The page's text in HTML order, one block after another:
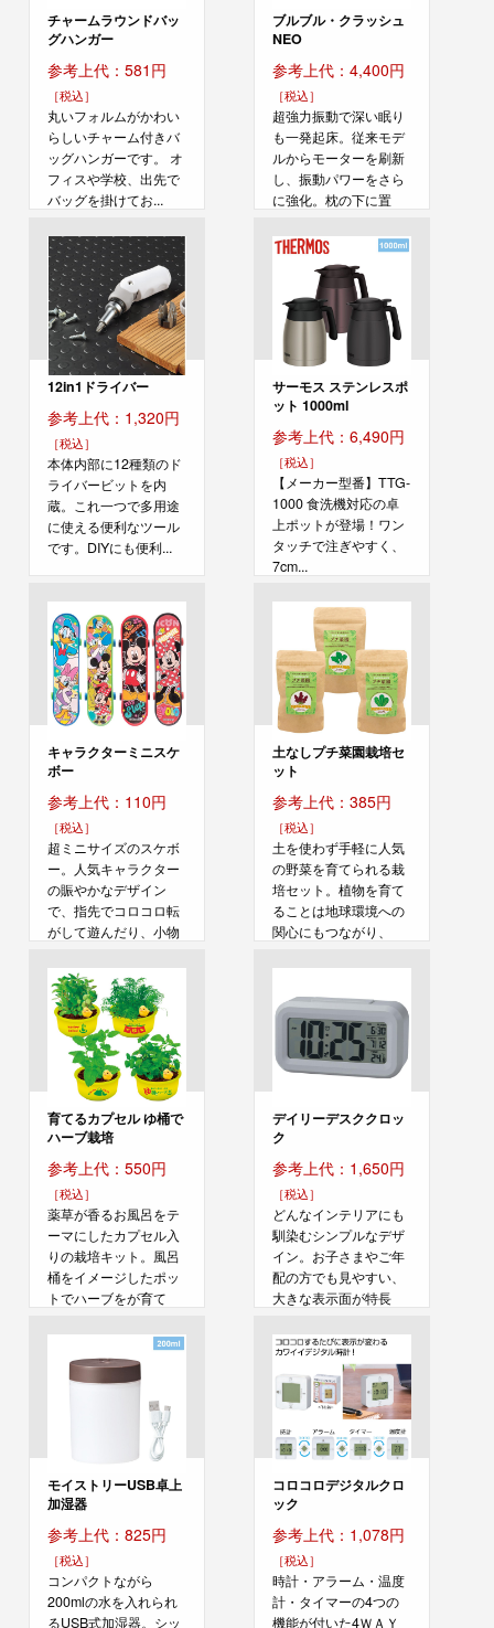
チャームラウンドバッ
グハンガー
参考上代：581円
［税込］
丸いフォルムがかわい
らしいチャーム付きバ
ッグハンガーです。 オ
フィスや学校、出先で
バッグを掛けてお...
ブルブル・クラッシュ
NEO
参考上代：4,400円
［税込］
超強力振動で深い眠り
も一発起床。従来モデ
ルからモーターを刷新
し、振動パワーをさら
に強化。枕の下に置
12in1ドライバー
参考上代：1,320円
［税込］
本体内部に12種類のド
ライバービットを内
蔵。これ一つで多用途
に使える便利なツール
です。DIYにも便利...
サーモス ステンレスポ
ット 1000ml
参考上代：6,490円
［税込］
【メーカー型番】TTG-
1000 食洗機対応の卓
上ポットが登場！ワン
タッチで注ぎやすく、
7cm...
キャラクターミニスケ
ボー
参考上代：110円
［税込］
超ミニサイズのスケボ
ー。人気キャラクター
の賑やかなデザイン
で、指先でコロコロ転
がして遊んだり、小物
土なしプチ菜園栽培セ
ット
参考上代：385円
［税込］
土を使わず手軽に人気
の野菜を育てられる栽
培セット。植物を育て
ることは地球環境への
関心にもつながり、
育てるカプセル ゆ桶で
ハーブ栽培
参考上代：550円
［税込］
薬草が香るお風呂をテ
ーマにしたカプセル入
りの栽培キット。風呂
桶をイメージしたポッ
トでハーブをが育て
デイリーデスククロッ
ク
参考上代：1,650円
［税込］
どんなインテリアにも
馴染むシンプルなデザ
イン。お子さまやご年
配の方でも見やすい、
大きな表示面が特長
モイストリーUSB卓上
加湿器
参考上代：825円
［税込］
コンパクトながら
200mlの水を入れられ
るUSB式加湿器。シッ
コロコロデジタルクロ
ック
参考上代：1,078円
［税込］
時計・アラーム・温度
計・タイマーの4つの
機能が付いた4ＷＡＹ